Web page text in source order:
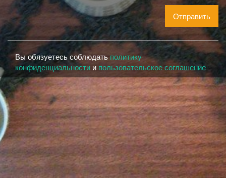
Отправить
Вы обязуетесь соблюдатьполитику
конфиденциальности и пользовательское соглашение